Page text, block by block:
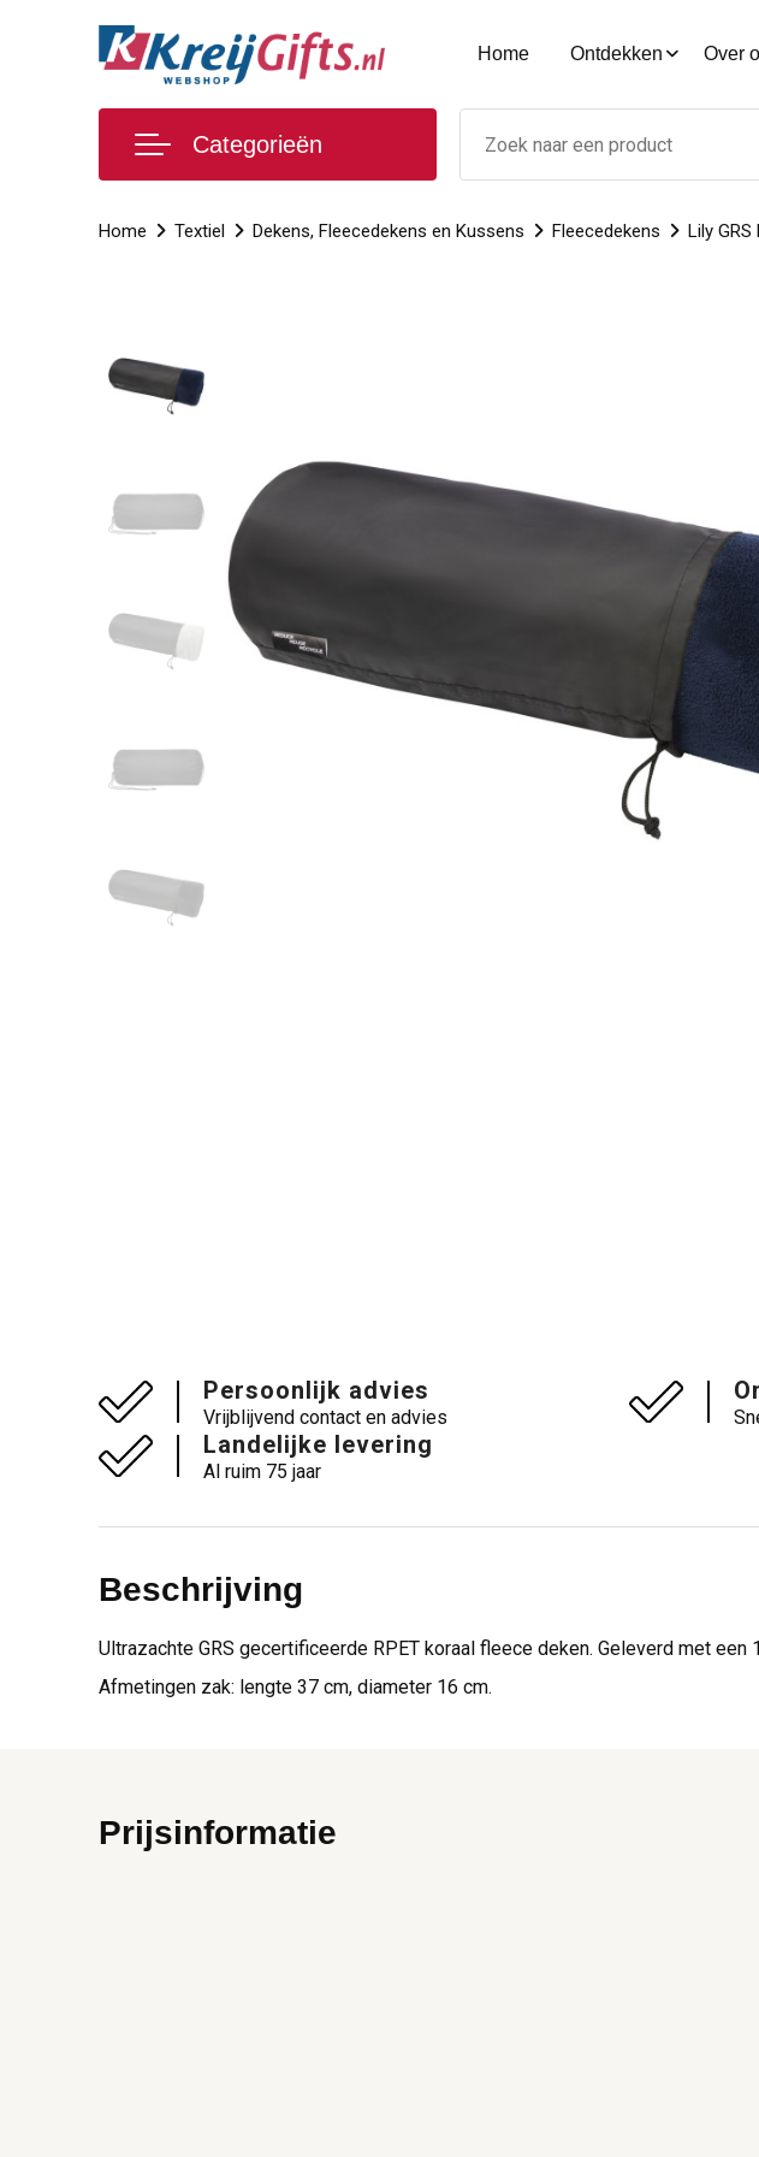
Home Ontdekken Over
Categorieën
Home Textiel Dekens, Fleecedekens en Kussens Fleecedekens Lily
Persoonlijk advies
Vrijblijvend contact en advies
Landelijke levering
Al ruim 75 jaar
Beschrijving
Ultrazachte GRS gecertificeerde RPET koraal fleece deken. Geleverd met
Afmetingen zak: lengte 37 cm, diameter 16 cm.
Prijsinformatie